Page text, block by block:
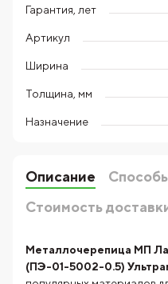
Гарантия, лет
Артикул
Ширина
Толщина, мм
Назначение
Описание
Стоимость
Металлочерепица МП
(ПЭ-01-5002-0.5)